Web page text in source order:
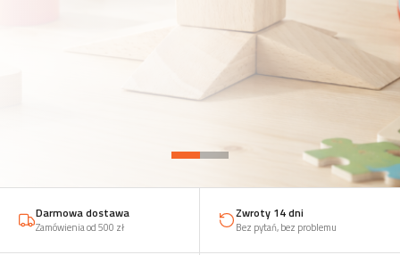
Darmowa dostawa
Zamówienia od 500 zł
Zwroty 14 dni
Bez pytań, bez problemu